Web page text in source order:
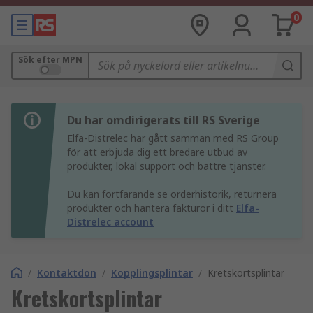
0
Sök efter MPN
Du har omdirigerats till RS Sverige
Elfa-Distrelec har gått samman med RS Group
för att erbjuda dig ett bredare utbud av
produkter, lokal support och bättre tjänster.
Du kan fortfarande se orderhistorik, returnera
produkter och hantera fakturor i ditt Elfa-
Distrelec account
/ Kontaktdon / Kopplingsplintar / Kretskortsplintar
Kretskortsplintar